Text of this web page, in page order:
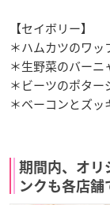
【セイボリー】
＊ハムカツのワッ
＊生野菜のバーニ
＊ビーツのポター
＊ベーコンとズッ
期間内、オリ
ンクも各店舗